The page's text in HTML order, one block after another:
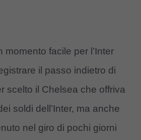
momento facile per l’Inter
il passo indietro di
scelto il Chelsea che offriva
soldi dell’Inter, ma anche
nel giro di pochi giorni